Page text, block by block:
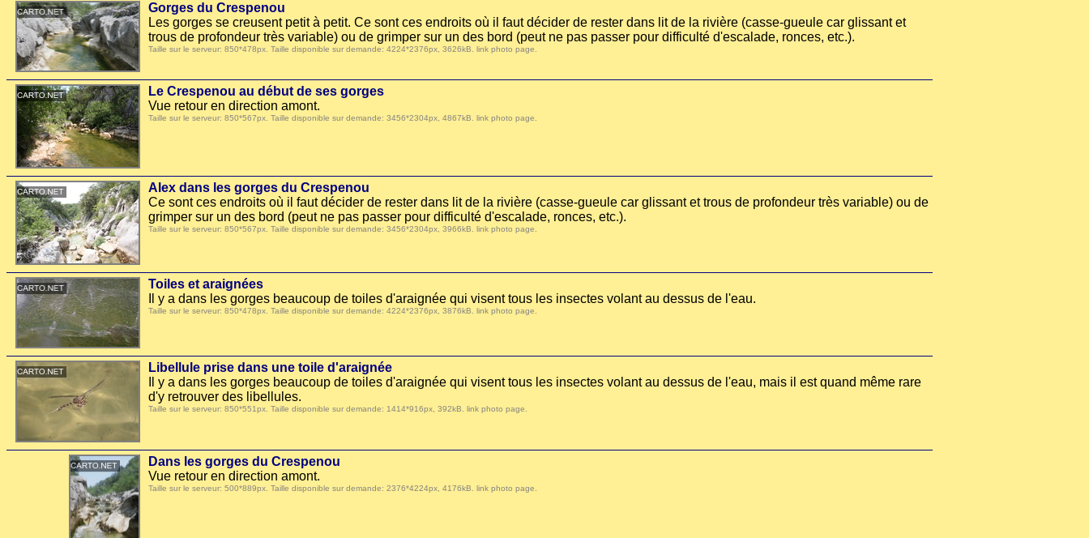
Gorges du Crespenou
Les gorges se creusent petit à petit. Ce sont ces endroits où il faut décider de rester dans lit de la rivière (casse-gueule car glissant et
trous de profondeur très variable) ou de grimper sur un des bord (peut ne pas passer pour difficulté d'escalade, ronces, etc.).
Taille sur le serveur: 850*478px. Taille disponible sur demande: 4224*2376px, 3626kB. link photo page
Le Crespenou au début de ses gorges
Vue retour en direction amont.
Taille sur le serveur: 850*567px. Taille disponible sur demande: 3456*2304px, 4867kB. link photo page
Alex dans les gorges du Crespenou
Ce sont ces endroits où il faut décider de rester dans lit de la rivière (casse-gueule car glissant et trous de profondeur très variable) ou de
grimper sur un des bord (peut ne pas passer pour difficulté d'escalade, ronces, etc.).
Taille sur le serveur: 850*567px. Taille disponible sur demande: 3456*2304px, 3966kB. link photo page
Toiles et araignées
Il y a dans les gorges beaucoup de toiles d'araignée qui visent tous les insectes volant au dessus de l'eau.
Taille sur le serveur: 850*478px. Taille disponible sur demande: 4224*2376px, 3876kB. link photo page
Libellule prise dans une toile d'araignée
Il y a dans les gorges beaucoup de toiles d'araignée qui visent tous les insectes volant au dessus de l'eau, mais il est quand même rare
d'y retrouver des libellules.
Taille sur le serveur: 850*551px. Taille disponible sur demande: 1414*916px, 392kB. link photo page
Dans les gorges du Crespenou
Vue retour en direction amont.
Taille sur le serveur: 500*889px. Taille disponible sur demande: 2376*4224px, 4176kB. link photo page